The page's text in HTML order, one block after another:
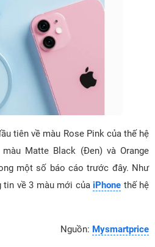
tiên về màu Rose Pink của thế hệ
Matte Black (Đen) và Orange
một số báo cáo trước đây. Như
tin về 3 màu mới của iPhone thế hệ
Nguồn: Mysmartprice